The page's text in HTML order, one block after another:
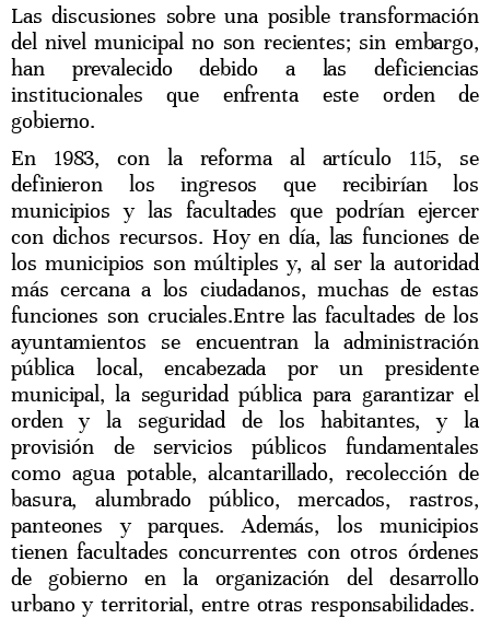
Las discusiones sobre una posible transformación
del nivel municipal no son recientes; sin embargo,
han prevalecido debido a las deficiencias
institucionales que enfrenta este orden de
gobierno.
En 1983, con la reforma al artículo 115, se
definieron los ingresos que recibirían los
municipios y las facultades que podrían ejercer
con dichos recursos. Hoy en día, las funciones de
los municipios son múltiples y, al ser la autoridad
más cercana a los ciudadanos, muchas de estas
funciones son cruciales.Entre las facultades de los
ayuntamientos se encuentran la administración
pública local, encabezada por un presidente
municipal, la seguridad pública para garantizar el
orden y la seguridad de los habitantes, y la
provisión de servicios públicos fundamentales
como agua potable, alcantarillado, recolección de
basura, alumbrado público, mercados, rastros,
panteones y parques. Además, los municipios
tienen facultades concurrentes con otros órdenes
de gobierno en la organización del desarrollo
urbano y territorial, entre otras responsabilidades.